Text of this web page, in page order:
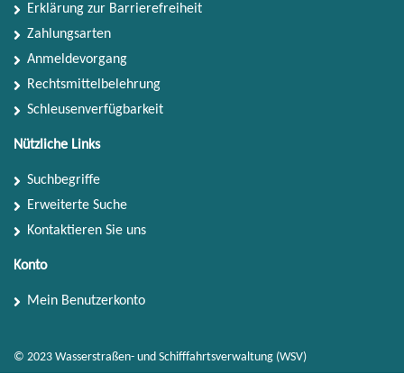
Erklärung zur Barrierefreiheit
Zahlungsarten
Anmeldevorgang
Rechtsmittelbelehrung
Schleusenverfügbarkeit
Nützliche Links
Suchbegriffe
Erweiterte Suche
Kontaktieren Sie uns
Konto
Mein Benutzerkonto
© 2023 Wasserstraßen- und Schifffahrtsverwaltung (WSV)